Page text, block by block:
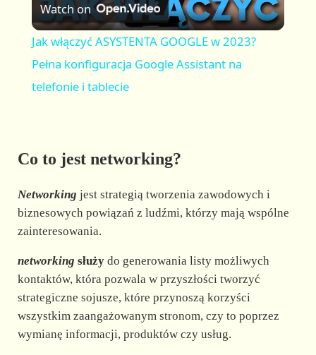
e
e
n
l
a
i
e
o
Watch on
Jak włączyć ASYSTENTA GOOGLE w 2023?
Pełna konfiguracja Google Assistant na
telefonie i tablecie
Co to jest networking?
Networking jest strategią tworzenia zawodowych i
biznesowych powiązań z ludźmi, którzy mają wspólne
zainteresowania.
networking służydo generowania listy możliwych
kontaktów, która pozwala w przyszłości tworzyć
strategiczne sojusze, które przynoszą korzyści
wszystkim zaangażowanym stronom, czy to poprzez
wymianę informacji, produktów czy usług.